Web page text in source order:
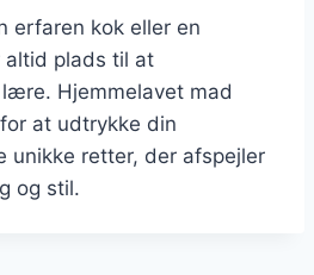
erfaren kok eller en
altid plads til at
Hjemmelavet mad
at udtrykke din
unikke retter, der afspejler
og stil.